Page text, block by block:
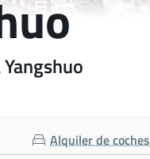
Alquiler de coches